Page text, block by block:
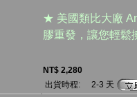
★ 美國類比大廠
膠重發，讓您輕鬆
NT$ 2,280
出貨時程:
2-3 天